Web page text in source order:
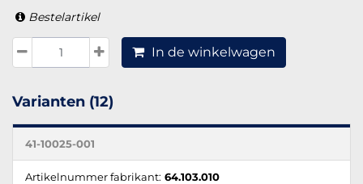
Bestelartikel
In de winkelwagen
Varianten (12)
41-10025-001
Artikelnummer fabrikant: 64.103.010